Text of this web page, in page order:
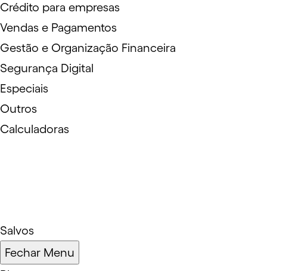
Crédito para empresas
Vendas e Pagamentos
Gestão e Organização Financeira
Segurança Digital
Especiais
Outros
Calculadoras
Salvos
Fechar Menu